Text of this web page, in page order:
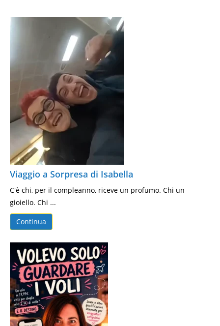
Viaggio a Sorpresa di Isabella
C'è chi, per il compleanno, riceve un profumo. Chi un
gioiello. Chi ...
Continua